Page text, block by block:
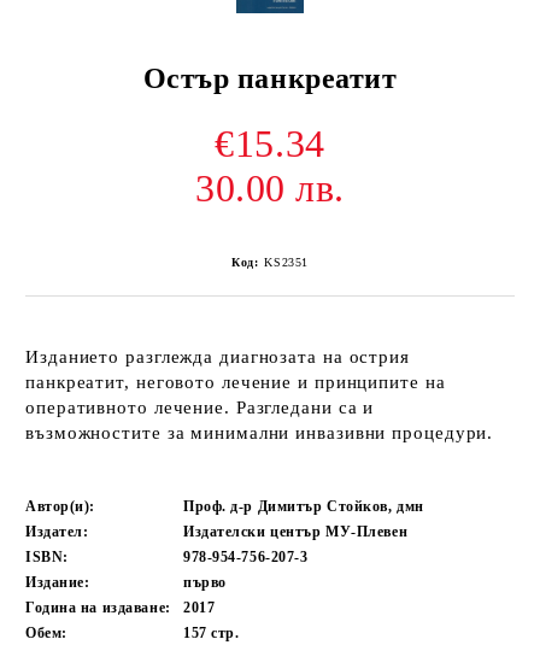
Остър панкреатит
€15.34
30.00 лв.
Код: KS2351
Изданието разглежда диагнозата на острия
панкреатит, неговото лечение и принципите на
оперативното лечение. Разгледани са и
възможностите за минимални инвазивни процедури.
Автор(и):
Проф. д-р Димитър Стойков, дмн
Издател:
Издателски център МУ-Плевен
ISBN:
978-954-756-207-3
Издание:
първо
Година на издаване:
2017
Обем:
157стр.